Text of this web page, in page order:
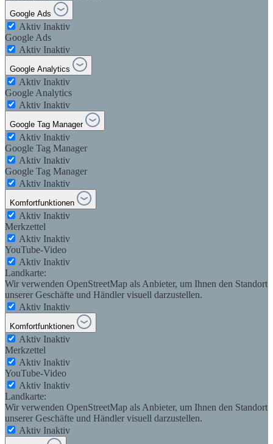
Google Ads
Aktiv Inaktiv
Google Ads
Aktiv Inaktiv
Google Analytics
Aktiv Inaktiv
Google Analytics
Aktiv Inaktiv
Google Tag Manager
Aktiv Inaktiv
Google Tag Manager
Aktiv Inaktiv
Google Tag Manager
Aktiv Inaktiv
Komfortfunktionen
Aktiv Inaktiv
Merkzettel
Aktiv Inaktiv
YouTube-Video
Aktiv Inaktiv
Landkarte:
Wir verwenden OpenStreetMap als Anbieter, um Ihnen den Standort
unserer Geschäfte und Händler visuell darzustellen.
Aktiv Inaktiv
Komfortfunktionen
Aktiv Inaktiv
Merkzettel
Aktiv Inaktiv
YouTube-Video
Aktiv Inaktiv
Landkarte:
Wir verwenden OpenStreetMap als Anbieter, um Ihnen den Standort
unserer Geschäfte und Händler visuell darzustellen.
Aktiv Inaktiv